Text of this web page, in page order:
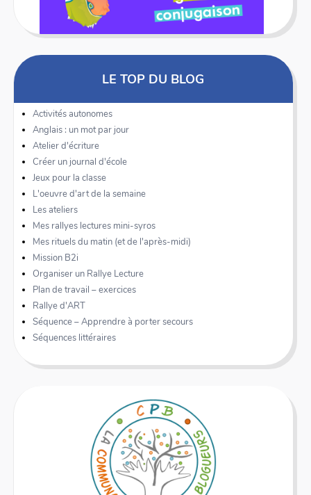
LE TOP DU BLOG
Activités autonomes
Anglais : un mot par jour
Atelier d'écriture
Créer un journal d'école
Jeux pour la classe
L'oeuvre d'art de la semaine
Les ateliers
Mes rallyes lectures mini-syros
Mes rituels du matin (et de l'après-midi)
Mission B2i
Organiser un Rallye Lecture
Plan de travail – exercices
Rallye d'ART
Séquence – Apprendre à porter secours
Séquences littéraires